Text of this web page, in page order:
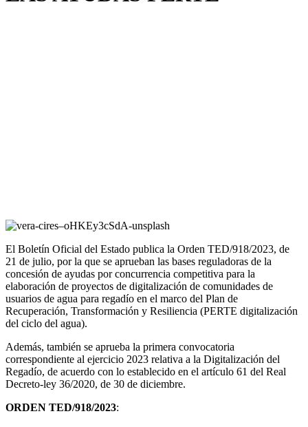
El Boletín Oficial del Estado publica la Orden TED/918/2023, de
21 de julio, por la que se aprueban las bases reguladoras de la
concesión de ayudas por concurrencia competitiva para la
elaboración de proyectos de digitalización de comunidades de
usuarios de agua para regadío en el marco del Plan de
Recuperación, Transformación y Resiliencia (PERTE digitalización
del ciclo del agua).
Además, también se aprueba la primera convocatoria
correspondiente al ejercicio 2023 relativa a la Digitalización del
Regadío, de acuerdo con lo establecido en el artículo 61 del Real
Decreto-ley 36/2020, de 30 de diciembre.
ORDEN TED/918/2023: